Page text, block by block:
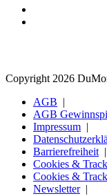
Copyright 2026
AGB
AGB
Impressum
Barrierefreiheit
Cookies &
Cookies &
Newsletter